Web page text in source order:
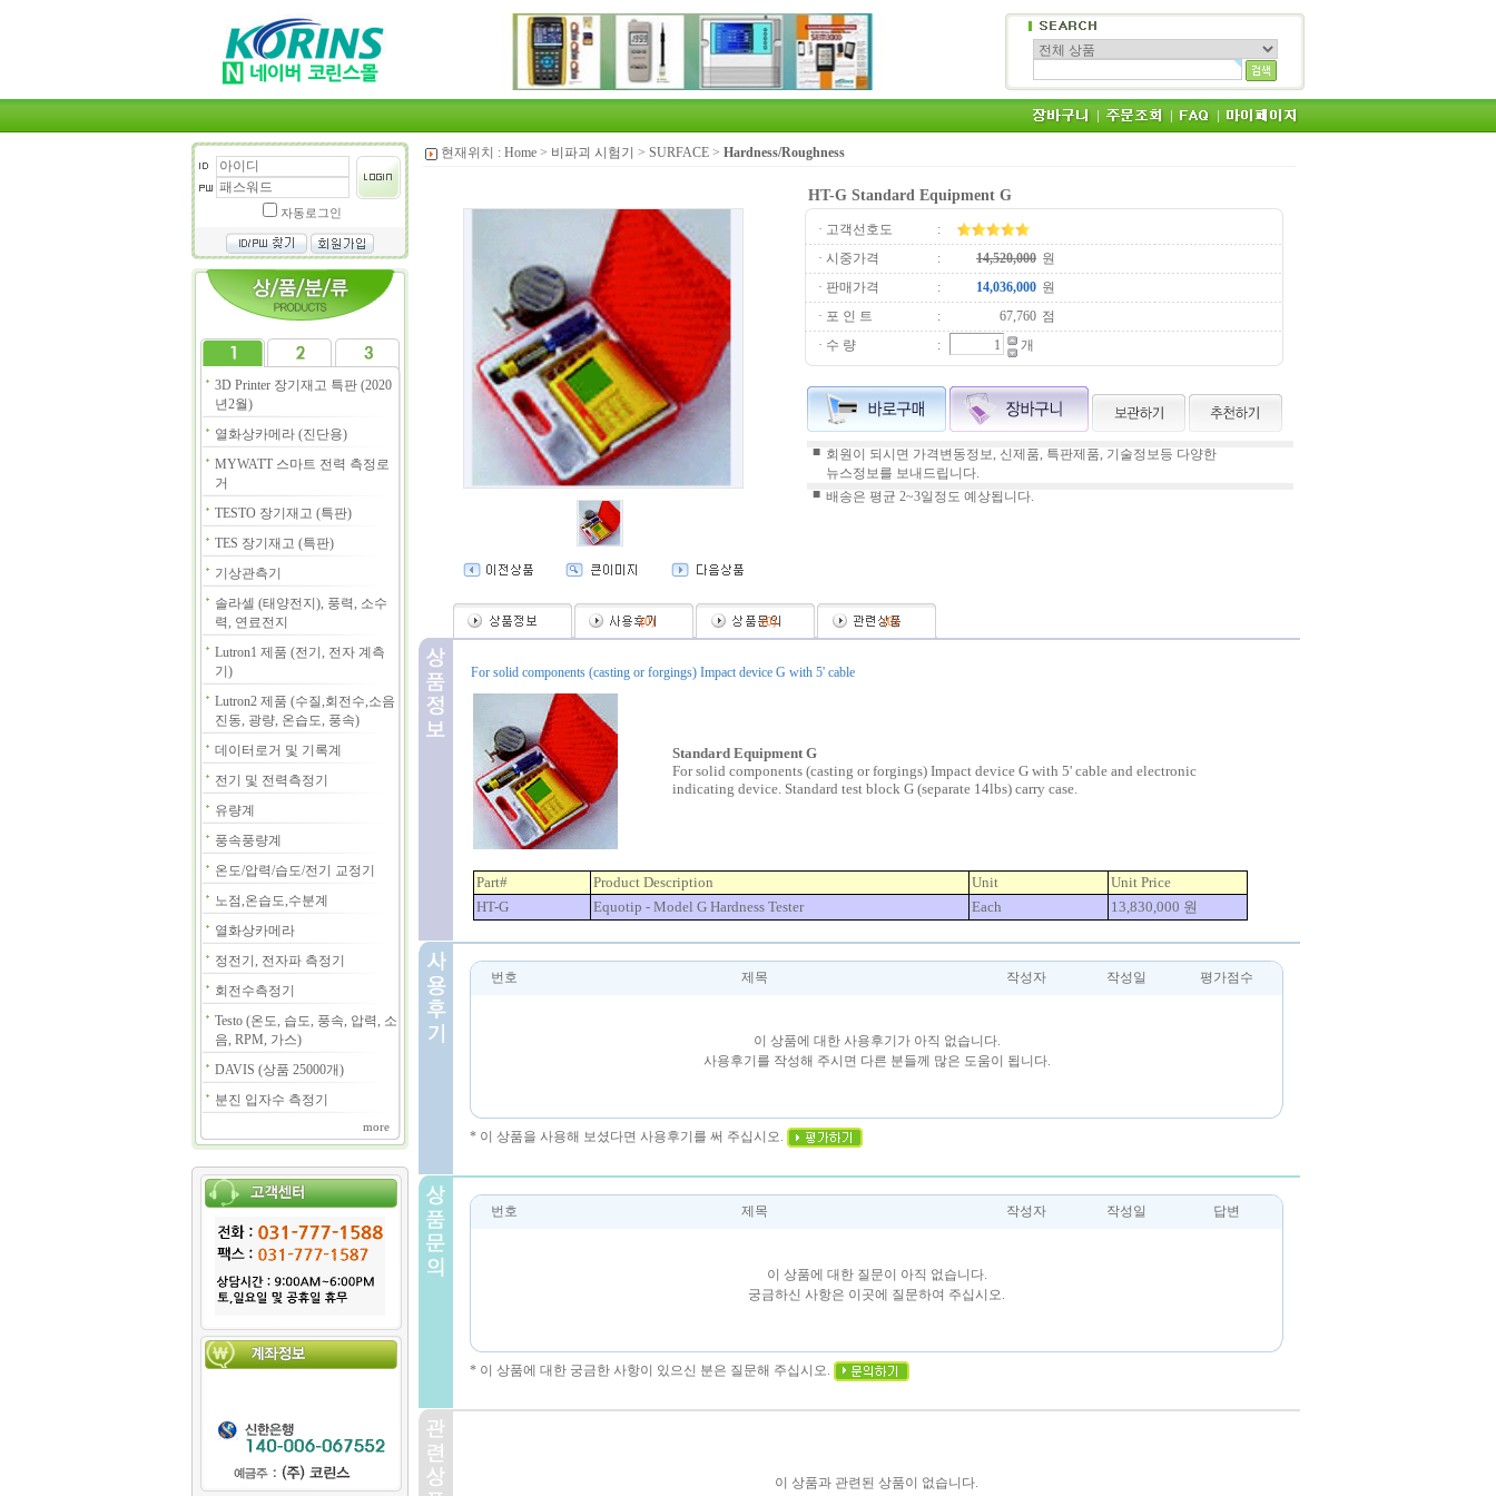
자동로그인
3D Printer 장기재고 특판 (2020
년2월)
열화상카메라 (진단용)
MYWATT 스마트 전력 측정로
거
TESTO 장기재고 (특판)
TES 장기재고 (특판)
기상관측기
솔라셀 (태양전지), 풍력, 소수
력, 연료전지
Lutron1 제품 (전기, 전자 계측
기)
Lutron2 제품 (수질,회전수,소음
진동, 광량, 온습도, 풍속)
데이터로거 및 기록계
전기 및 전력측정기
유량계
풍속풍량계
온도/압력/습도/전기 교정기
노점,온습도,수분계
열화상카메라
정전기, 전자파 측정기
회전수측정기
Testo (온도, 습도, 풍속, 압력, 소
음, RPM, 가스)
DAVIS (상품 25000개)
분진 입자수 측정기
more
현재위치 : Home > 비파괴 시험기 > SURFACE > Hardness/Roughness
HT-G Standard Equipment G
· 고객선호도
:
· 시중가격
:
원
· 판매가격
:
원
· 포 인 트
:
점
· 수 량
: 개
■ 회원이 되시면 가격변동정보, 신제품, 특판제품, 기술정보등 다양한
뉴스정보를 보내드립니다.
■ 배송은 평균 2~3일정도 예상됩니다.
(0) (0) (0)
For solid components (casting or forgings) Impact device G with 5' cable
Standard Equipment G
For solid components (casting or forgings) Impact device G with 5' cable and electronic
indicating device. Standard test block G (separate 14lbs) carry case.
Part# Product Description Unit
Unit Price
HT-G
Equotip - Model G Hardness Tester Each 13,830,000 원
번호 제목 작성자 작성일 평가점수
이 상품에 대한 사용후기가 아직 없습니다.
사용후기를 작성해 주시면 다른 분들께 많은 도움이 됩니다.
* 이 상품을 사용해 보셨다면 사용후기를 써 주십시오.
번호 제목 작성자 작성일 답변
이 상품에 대한 질문이 아직 없습니다.
궁금하신 사항은 이곳에 질문하여 주십시오.
* 이 상품에 대한 궁금한 사항이 있으신 분은 질문해 주십시오.
이 상품과 관련된 상품이 없습니다.